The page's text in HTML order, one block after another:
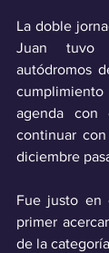
La doble
Juan tuvo
autódromos
agenda con
continuar
diciembre
Fue justo en
primer
de la